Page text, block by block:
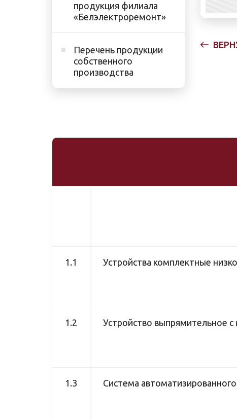
продукция филиала
«Белэлектроремонт»
Перечень продукции
собственного
производства
1.1 Устройства комплектные
1.2 Устройство выпрямительное
1.3 Система